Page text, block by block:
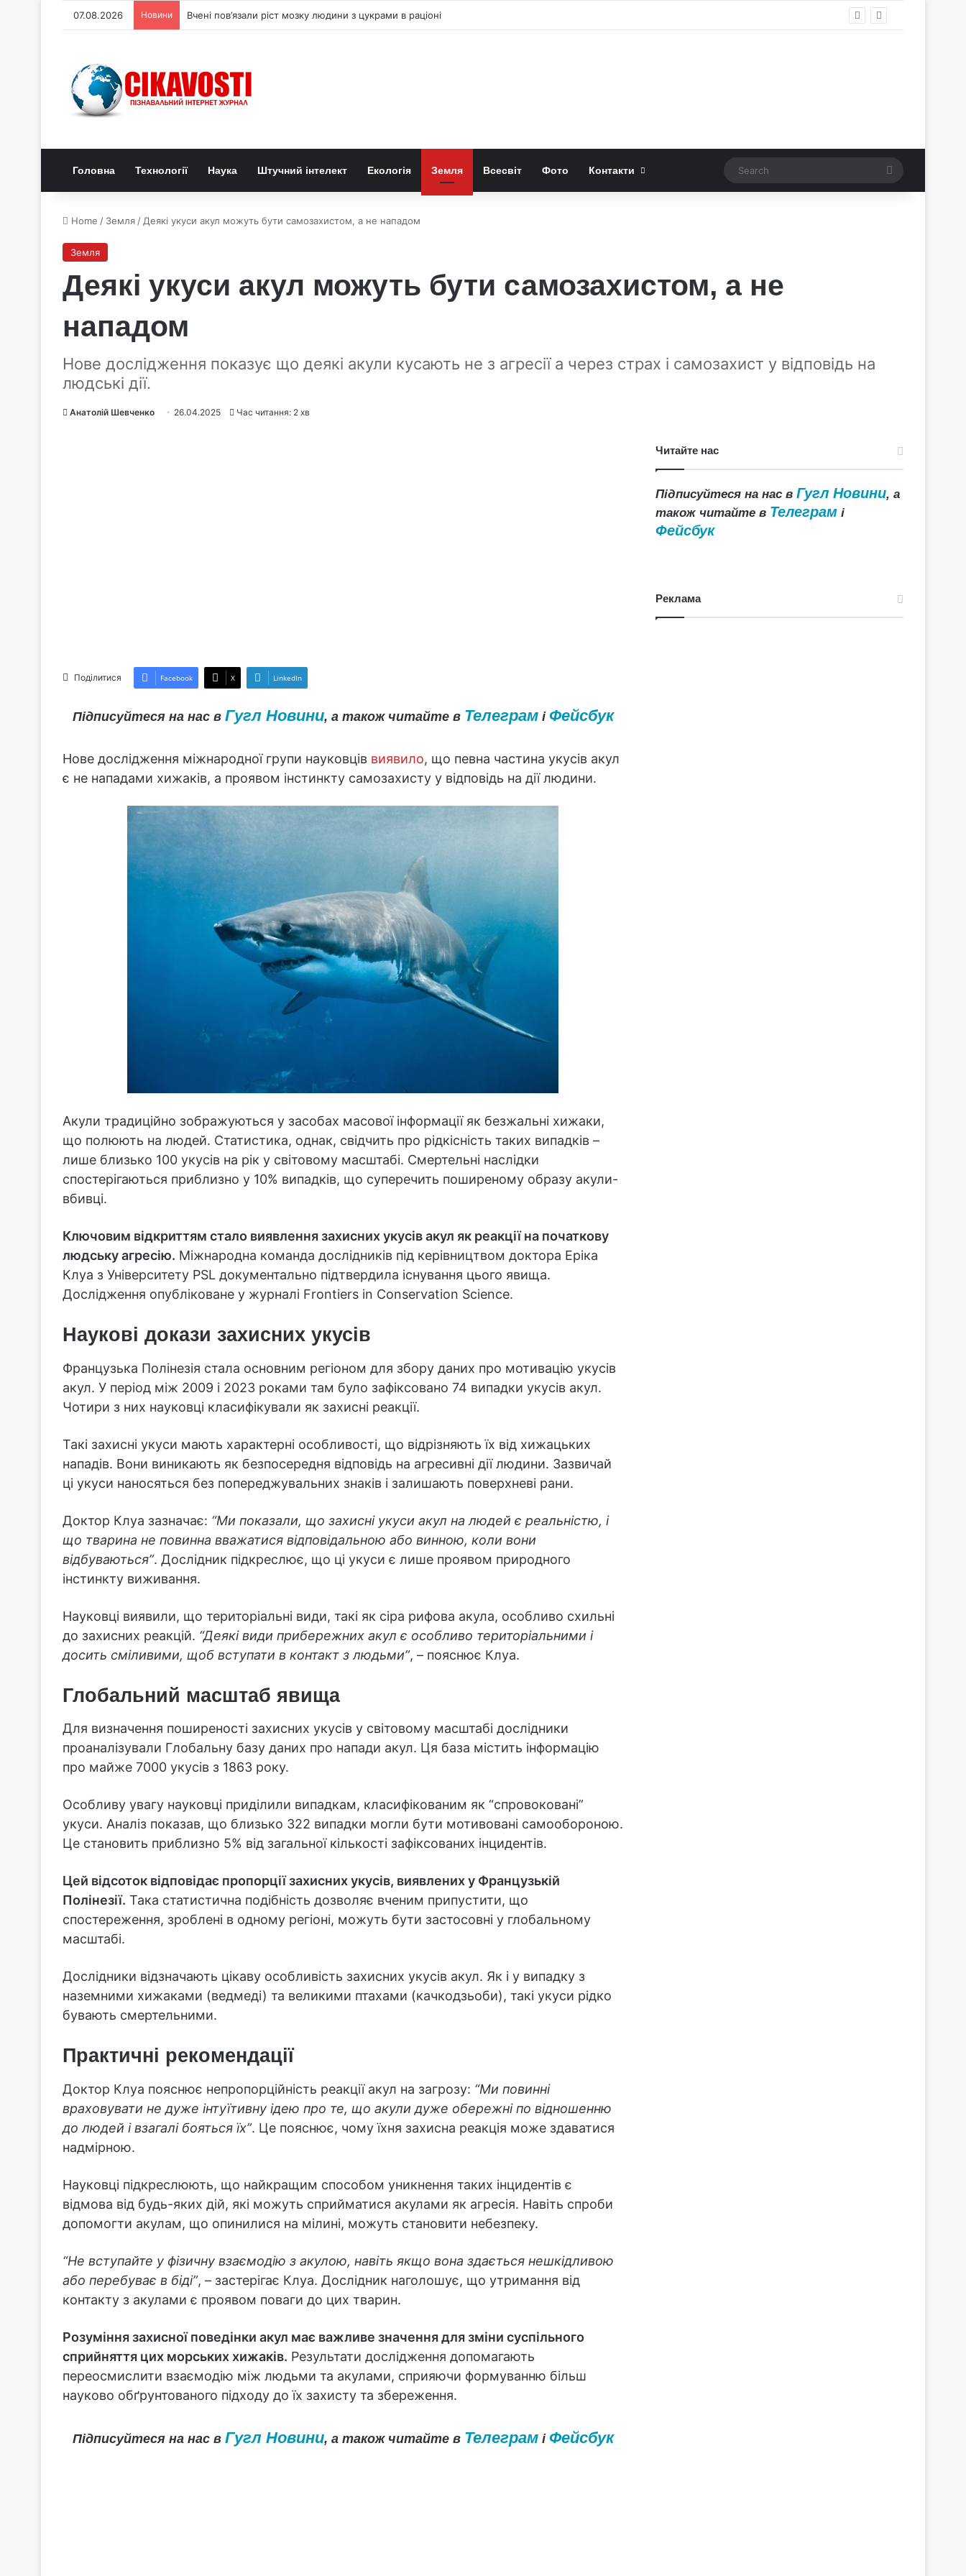
07.08.2026 Новини Вчені пов’язали ріст мозку людини з цукрами в раціоні
Головна Технології Наука Штучний інтелект Екологія Земля Всесвіт Фото Контакти Search
Home / Земля / Деякі укуси акул можуть бути самозахистом, а не нападом
Земля
Деякі укуси акул можуть бути самозахистом, а не
нападом
Нове дослідження показує що деякі акули кусають не з агресії а через страх і самозахист у відповідь на
людські дії.
Анатолій Шевченко 26.04.2025 Час читання: 2 хв
Поділитися Facebook X LinkedIn
Підписуйтеся на нас в Гугл Новини, а також читайте в Телеграмі Фейсбук
Нове дослідження міжнародної групи науковців виявило, що певна частина укусів акул
є не нападами хижаків, а проявом інстинкту самозахисту у відповідь на дії людини.
Акули традиційно зображуються у засобах масової інформації як безжальні хижаки,
що полюють на людей. Статистика, однак, свідчить про рідкісність таких випадків –
лише близько 100 укусів на рік у світовому масштабі. Смертельні наслідки
спостерігаються приблизно у 10% випадків, що суперечить поширеному образу акули-
вбивці.
Ключовим відкриттям стало виявлення захисних укусів акул як реакції на початкову
людську агресію. Міжнародна команда дослідників під керівництвом доктора Еріка
Клуа з Університету PSL документально підтвердила існування цього явища.
Дослідження опубліковане у журналі Frontiers in Conservation Science.
Наукові докази захисних укусів
Французька Полінезія стала основним регіоном для збору даних про мотивацію укусів
акул. У період між 2009 і 2023 роками там було зафіксовано 74 випадки укусів акул.
Чотири з них науковці класифікували як захисні реакції.
Такі захисні укуси мають характерні особливості, що відрізняють їх від хижацьких
нападів. Вони виникають як безпосередня відповідь на агресивні дії людини. Зазвичай
ці укуси наносяться без попереджувальних знаків і залишають поверхневі рани.
Доктор Клуа зазначає: “Ми показали, що захисні укуси акул на людей є реальністю, і
що тварина не повинна вважатися відповідальною або винною, коли вони
відбуваються”. Дослідник підкреслює, що ці укуси є лише проявом природного
інстинкту виживання.
Науковці виявили, що територіальні види, такі як сіра рифова акула, особливо схильні
до захисних реакцій. “Деякі види прибережних акул є особливо територіальними і
досить сміливими, щоб вступати в контакт з людьми”, – пояснює Клуа.
Глобальний масштаб явища
Для визначення поширеності захисних укусів у світовому масштабі дослідники
проаналізували Глобальну базу даних про напади акул. Ця база містить інформацію
про майже 7000 укусів з 1863 року.
Особливу увагу науковці приділили випадкам, класифікованим як “спровоковані”
укуси. Аналіз показав, що близько 322 випадки могли бути мотивовані самообороною.
Це становить приблизно 5% від загальної кількості зафіксованих інцидентів.
Цей відсоток відповідає пропорції захисних укусів, виявлених у Французькій
Полінезії. Така статистична подібність дозволяє вченим припустити, що
спостереження, зроблені в одному регіоні, можуть бути застосовні у глобальному
масштабі.
Дослідники відзначають цікаву особливість захисних укусів акул. Як і у випадку з
наземними хижаками (ведмеді) та великими птахами (качкодзьоби), такі укуси рідко
бувають смертельними.
Практичні рекомендації
Доктор Клуа пояснює непропорційність реакції акул на загрозу: “Ми повинні
враховувати не дуже інтуїтивну ідею про те, що акули дуже обережні по відношенню
до людей і взагалі бояться їх”. Це пояснює, чому їхня захисна реакція може здаватися
надмірною.
Науковці підкреслюють, що найкращим способом уникнення таких інцидентів є
відмова від будь-яких дій, які можуть сприйматися акулами як агресія. Навіть спроби
допомогти акулам, що опинилися на мілині, можуть становити небезпеку.
“Не вступайте у фізичну взаємодію з акулою, навіть якщо вона здається нешкідливою
або перебуває в біді”, – застерігає Клуа. Дослідник наголошує, що утримання від
контакту з акулами є проявом поваги до цих тварин.
Розуміння захисної поведінки акул має важливе значення для зміни суспільного
сприйняття цих морських хижаків. Результати дослідження допомагають
переосмислити взаємодію між людьми та акулами, сприяючи формуванню більш
науково обґрунтованого підходу до їх захисту та збереження.
Підписуйтеся на нас в Гугл Новини, а також читайте в Телеграмі Фейсбук
Читайте нас
Підписуйтеся на нас вГугл Новини, а
також читайте в Телеграм і
Фейсбук
Реклама